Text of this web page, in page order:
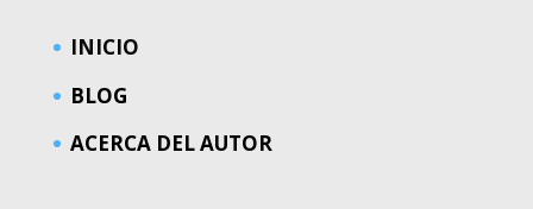
INICIO
BLOG
ACERCA DEL AUTOR